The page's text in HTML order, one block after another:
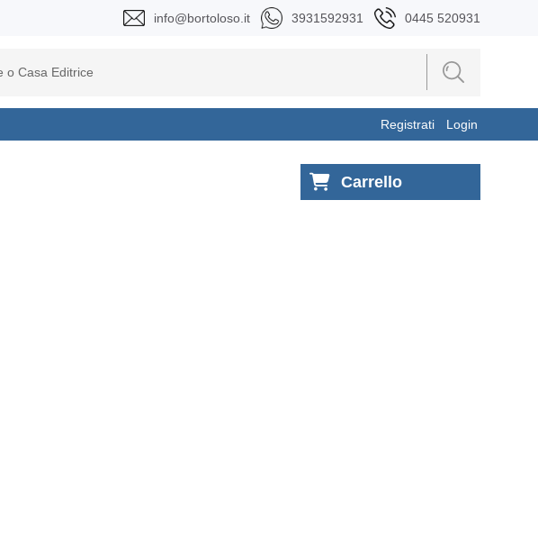
info@bortoloso.it 3931592931 0445 520931
Registrati Login
Carrello